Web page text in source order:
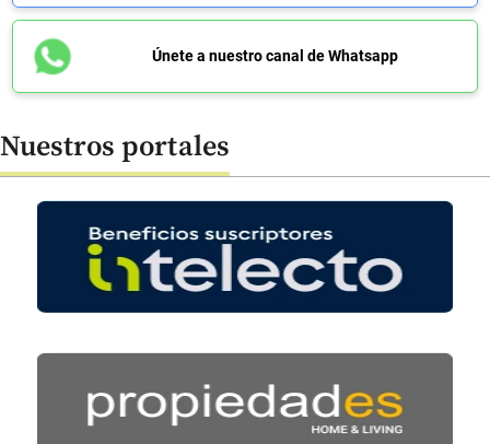
Únete a nuestro canal de Whatsapp
Nuestros portales